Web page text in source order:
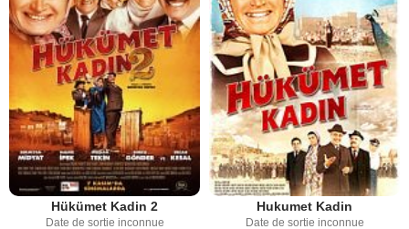
Hükümet Kadin 2
Date de sortie inconnue
Hukumet Kadin
Date de sortie inconnue